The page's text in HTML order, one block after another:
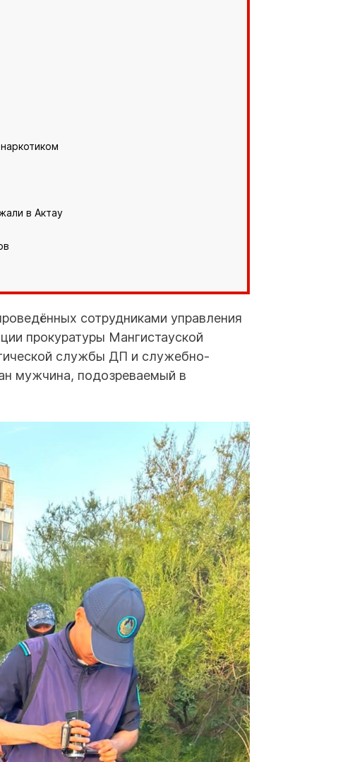
в Актау
сотрудниками управления
прокуратуры Мангистауской
службы ДП и служебно-
мужчина, подозреваемый в